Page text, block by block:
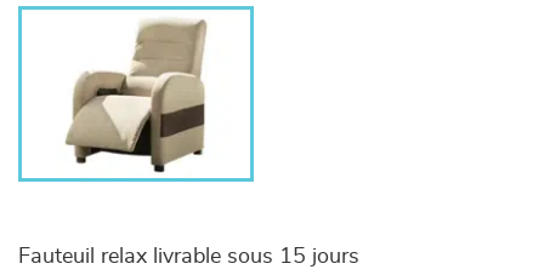
Fauteuil relax livrable sous 15 jours